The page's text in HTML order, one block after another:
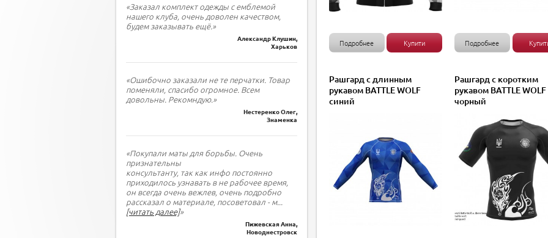
«Заказал комплект одежды с емблемой
нашего клуба, очень доволен качеством,
будем заказывать ещё.»
Александр Клушин,
Харьков
«Ошибочно заказали не те перчатки. Товар
поменяли, спасибо огромное. Всем
довольны. Рекомндую.»
Нестеренко Олег,
Знаменка
«Покупали маты для борьбы. Очень
признательны
консультанту, так как инфо постоянно
приходилось узнавать в не рабочее время,
он всегда очень вежлев, очень подробно
рассказал о материале, посоветовал - м...
[читать далее]»
Пижевская Анна,
Новоднестровск
Подробнее Купити Подробнее
Рашгард с длинным
рукавом BATTLE WOLF
синий
Рашгард с коротким
рукавом BATTLE WOLF
чорный